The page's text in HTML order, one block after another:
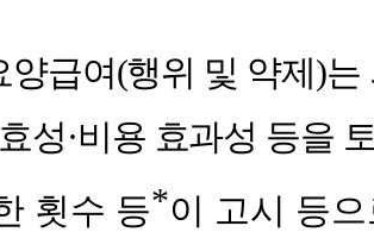
양급여(행위 및 약제 )는
성·비용 효과성 등을
횟수 등*이 고시 등